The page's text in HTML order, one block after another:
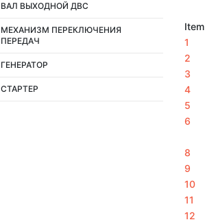
ВАЛ ВЫХОДНОЙ ДВС
МЕХАНИЗМ ПЕРЕКЛЮЧЕНИЯ
ПЕРЕДАЧ
ГЕНЕРАТОР
СТАРТЕР
Item
1
2
3
4
5
6
8
9
10
11
12